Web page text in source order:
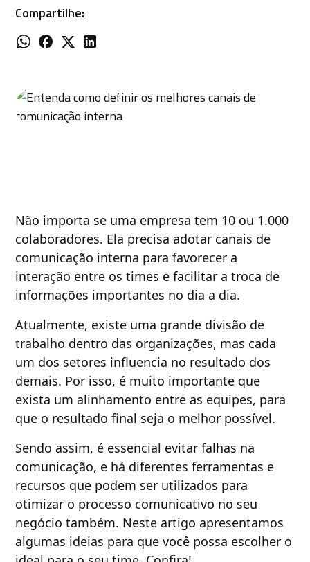
Compartilhe:
Não importa se uma empresa tem 10 ou 1.000
colaboradores. Ela precisa adotar canais de
comunicação interna para favorecer a
interação entre os times e facilitar a troca de
informações importantes no dia a dia.
Atualmente, existe uma grande divisão de
trabalho dentro das organizações, mas cada
um dos setores influencia no resultado dos
demais. Por isso, é muito importante que
exista um alinhamento entre as equipes, para
que o resultado final seja o melhor possível.
Sendo assim, é essencial evitar falhas na
comunicação, e há diferentes ferramentas e
recursos que podem ser utilizados para
otimizar o processo comunicativo no seu
negócio também. Neste artigo apresentamos
algumas ideias para que você possa escolher o